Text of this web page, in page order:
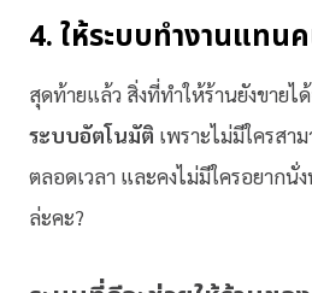
4. ให้ระบบทำงานแทน
สุดท้ายแล้ว สิ่งที่ทำให้ร้านยังขายไ
ระบบอัตโนมัติ เพราะไม่มีใครสา
ตลอดเวลา และคงไม่มีใครอยากนั่
ล่ะคะ?